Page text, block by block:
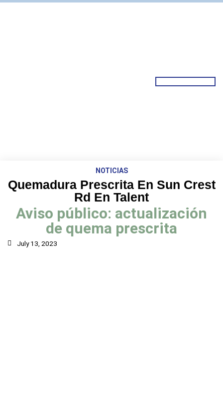
NOTICIAS
Quemadura Prescrita En Sun Crest
Rd En Talent
Aviso público: actualización
de quema prescrita
July 13, 2023